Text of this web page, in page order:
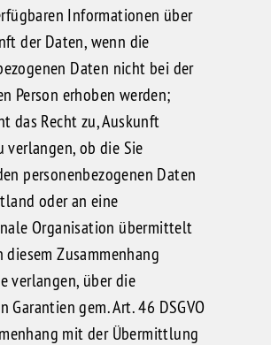
Informationen über
der Daten, wenn die
Daten nicht bei der
Person erhoben werden;
das Recht zu, Auskunft
verlangen, ob die Sie
personenbezogenen Daten
oder an eine
Organisation übermittelt
diesem Zusammenhang
verlangen, über die
Garantien gem. Art. 46 DSGVO
mit der Übermittlung